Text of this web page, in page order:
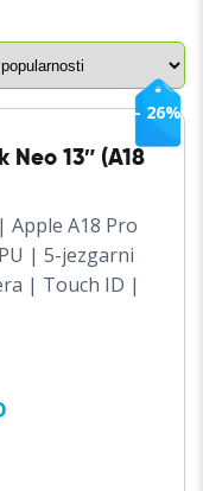
- 26%
Neo 13″ (A18
Apple A18 Pro
| 5-jezgarni
| Touch ID |